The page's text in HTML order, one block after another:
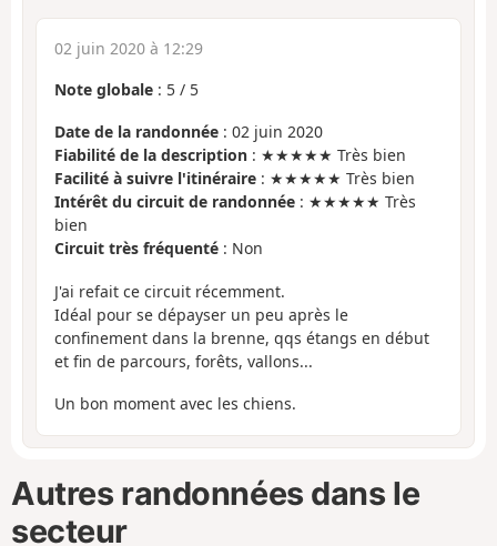
02 juin 2020 à 12:29
Note globale : 5 / 5
Date de la randonnée : 02 juin 2020
Fiabilité de la description : ★★★★★ Très bien
Facilité à suivre l'itinéraire : ★★★★★ Très bien
Intérêt du circuit de randonnée : ★★★★★ Très
bien
Circuit très fréquenté : Non
J'ai refait ce circuit récemment.
Idéal pour se dépayser un peu après le
confinement dans la brenne, qqs étangs en début
et fin de parcours, forêts, vallons...
Un bon moment avec les chiens.
Autres randonnées dans le
secteur